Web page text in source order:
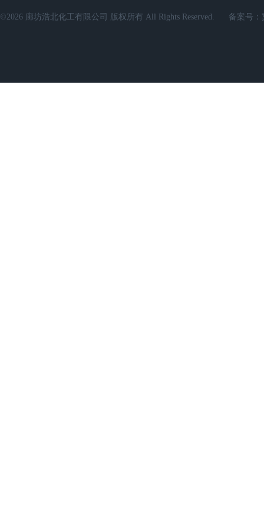
©2026 廊坊浩北化工有限公司 版权所有 All Rights Reserved. 备案号：